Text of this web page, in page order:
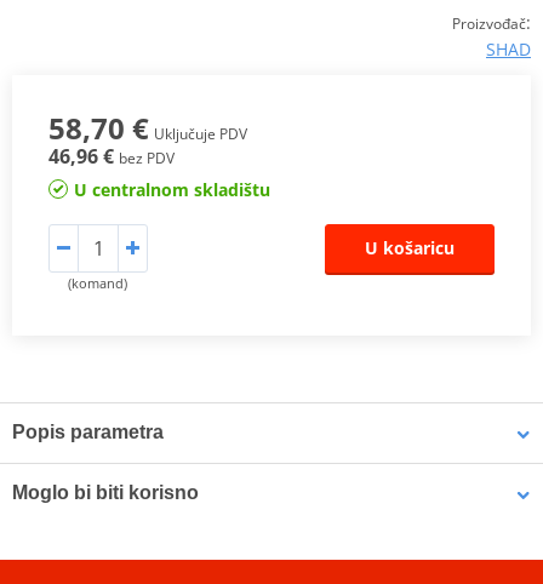
Proizvođač:
SHAD
58,70 € Uključuje PDV
46,96 € bez PDV
U centralnom skladištu
(komand)
U košaricu
Popis parametra
motorcycle. It is a fitting specifically designed por each motorcycle
product, comfortable, safe, and easy to assemble and
Moglo bi biti korisno